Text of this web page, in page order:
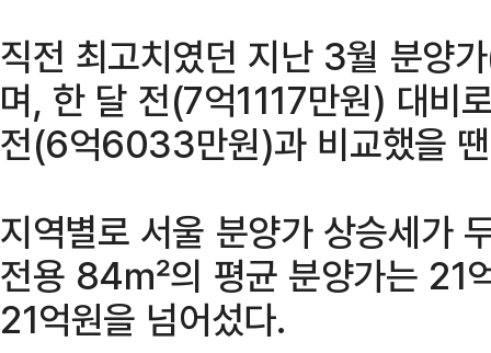
직전 최고치였던 지난 3월 분양
며, 한 달 전(7억1117만원) 대비
전(6억6033만원)과 비교했을
지역별로 서울 분양가 상승세가
전용 84㎡의 평균 분양가는 21
21억원을 넘어섰다.